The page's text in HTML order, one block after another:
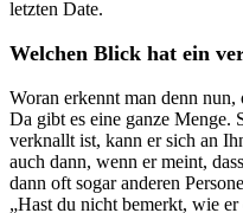
letzten Date.
Welchen Blick hat ein
Woran erkennt man denn
Da gibt es eine ganze Menge.
verknallt ist, kann er sich an
auch dann, wenn er meint,
dann oft sogar anderen
„Hast du nicht bemerkt, wie